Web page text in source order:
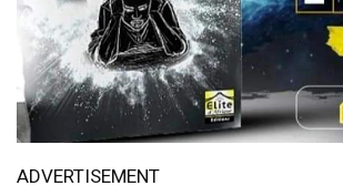
ADVERTISEMENT